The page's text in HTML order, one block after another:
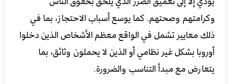
وكرامتهم وصحتهم. كما يوسع أسباب الاحتجاز، بما في
ذلك معايير تشمل في الواقع معظم الأشخاص الذين دخلوا
أوروبا بشكل غير نظامي أو الذين لا يحملون وثائق، بما
يتعارض مع مبدأ التناسب والضرورة.